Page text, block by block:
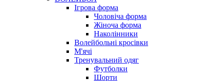
Ігрова форма
Чоловіча форма
Жіноча форма
Наколінники
Волейбольні кросівки
М'ячі
Тренувальний одяг
Футболки
Шорти